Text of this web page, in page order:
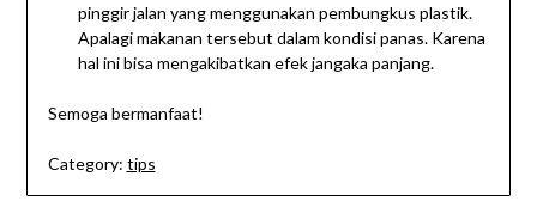
pinggir jalan yang menggunakan pembungkus plastik.
Apalagi makanan tersebut dalam kondisi panas. Karena
hal ini bisa mengakibatkan efek jangaka panjang.
Semoga bermanfaat!
Category: tips